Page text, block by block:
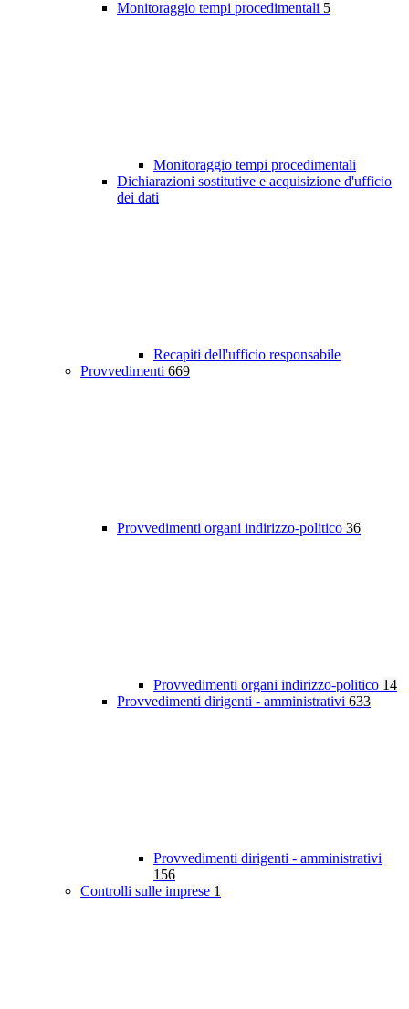
Monitoraggio tempi procedimentali 5
Monitoraggio tempi procedimentali
Dichiarazioni sostitutive e acquisizione d'ufficio
dei dati
Recapiti dell'ufficio responsabile
Provvedimenti 669
Provvedimenti organi indirizzo-politico 36
Provvedimenti organi indirizzo-politico 14
Provvedimenti dirigenti - amministrativi 633
Provvedimenti dirigenti - amministrativi
156
Controlli sulle imprese 1